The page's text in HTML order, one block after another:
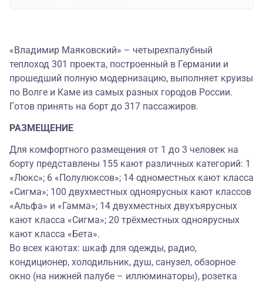
«Владимир Маяковский» – четырехпалубный
теплоход 301 проекта, построенный в Германии и
прошедший полную модернизацию, выполняет круизы
по Волге и Каме из самых разных городов России.
Готов принять на борт до 317 пассажиров.
РАЗМЕЩЕНИЕ
Для комфортного размещения от 1 до 3 человек на
борту представлены 155 кают различных категорий: 1
«Люкс»; 6 «Полулюксов»; 14 одноместных кают класса
«Сигма»; 100 двухместных одноярусных кают классов
«Альфа» и «Гамма»; 14 двухместных двухъярусных
кают класса «Сигма»; 20 трёхместных одноярусных
кают класса «Бета».
Во всех каютах: шкаф для одежды, радио,
кондиционер, холодильник, душ, санузел, обзорное
окно (на нижней палубе – иллюминаторы), розетка